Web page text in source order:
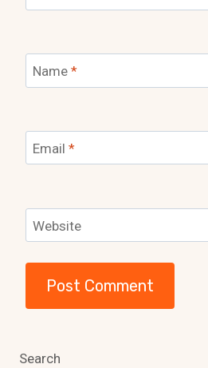
Name *
Email *
Website
Search